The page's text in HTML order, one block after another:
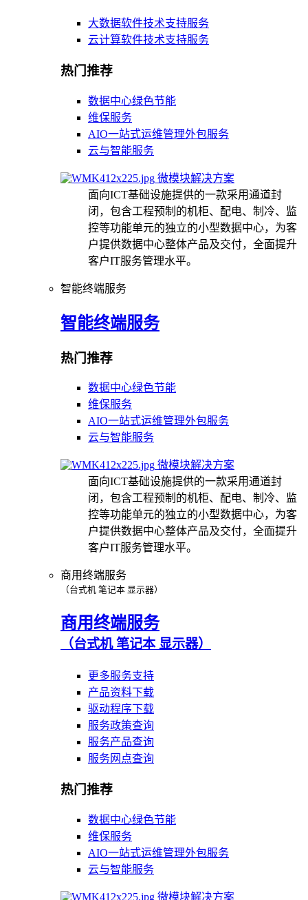
大数据软件技术支持服务
云计算软件技术支持服务
热门推荐
数据中心绿色节能
维保服务
AIO一站式运维管理外包服务
云与智能服务
微模块解决方案
面向ICT基础设施提供的一款采用通道封
闭，包含工程预制的机柜、配电、制冷、监
控等功能单元的独立的小型数据中心，为客
户提供数据中心整体产品及交付，全面提升
客户IT服务管理水平。
智能终端服务
智能终端服务
热门推荐
数据中心绿色节能
维保服务
AIO一站式运维管理外包服务
云与智能服务
微模块解决方案
面向ICT基础设施提供的一款采用通道封
闭，包含工程预制的机柜、配电、制冷、监
控等功能单元的独立的小型数据中心，为客
户提供数据中心整体产品及交付，全面提升
客户IT服务管理水平。
商用终端服务
（台式机 笔记本 显示器）
商用终端服务
（台式机 笔记本 显示器）
更多服务支持
产品资料下载
驱动程序下载
服务政策查询
服务产品查询
服务网点查询
热门推荐
数据中心绿色节能
维保服务
AIO一站式运维管理外包服务
云与智能服务
微模块解决方案